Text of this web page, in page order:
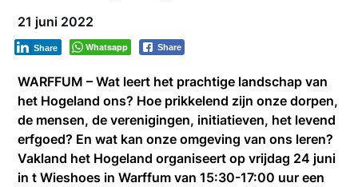
21 juni 2022
Whatsapp Share
Share
WARFFUM – Wat leert het prachtige landschap van
het Hogeland ons? Hoe prikkelend zijn onze dorpen,
de mensen, de verenigingen, initiatieven, het levend
erfgoed? En wat kan onze omgeving van ons leren?
Vakland het Hogeland organiseert op vrijdag 24 juni
in t Wieshoes in Warffum van 15:30-17:00 uur een